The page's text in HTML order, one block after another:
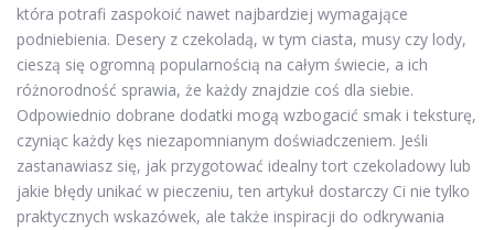
która potrafi zaspokoić nawet najbardziej wymagające
podniebienia. Desery z czekoladą, w tym ciasta, musy czy lody,
cieszą się ogromną popularnością na całym świecie, a ich
różnorodność sprawia, że każdy znajdzie coś dla siebie.
Odpowiednio dobrane dodatki mogą wzbogacić smak i teksturę,
czyniąc każdy kęs niezapomnianym doświadczeniem. Jeśli
zastanawiasz się, jak przygotować idealny tort czekoladowy lub
jakie błędy unikać w pieczeniu, ten artykuł dostarczy Ci nie tylko
praktycznych wskazówek, ale także inspiracji do odkrywania